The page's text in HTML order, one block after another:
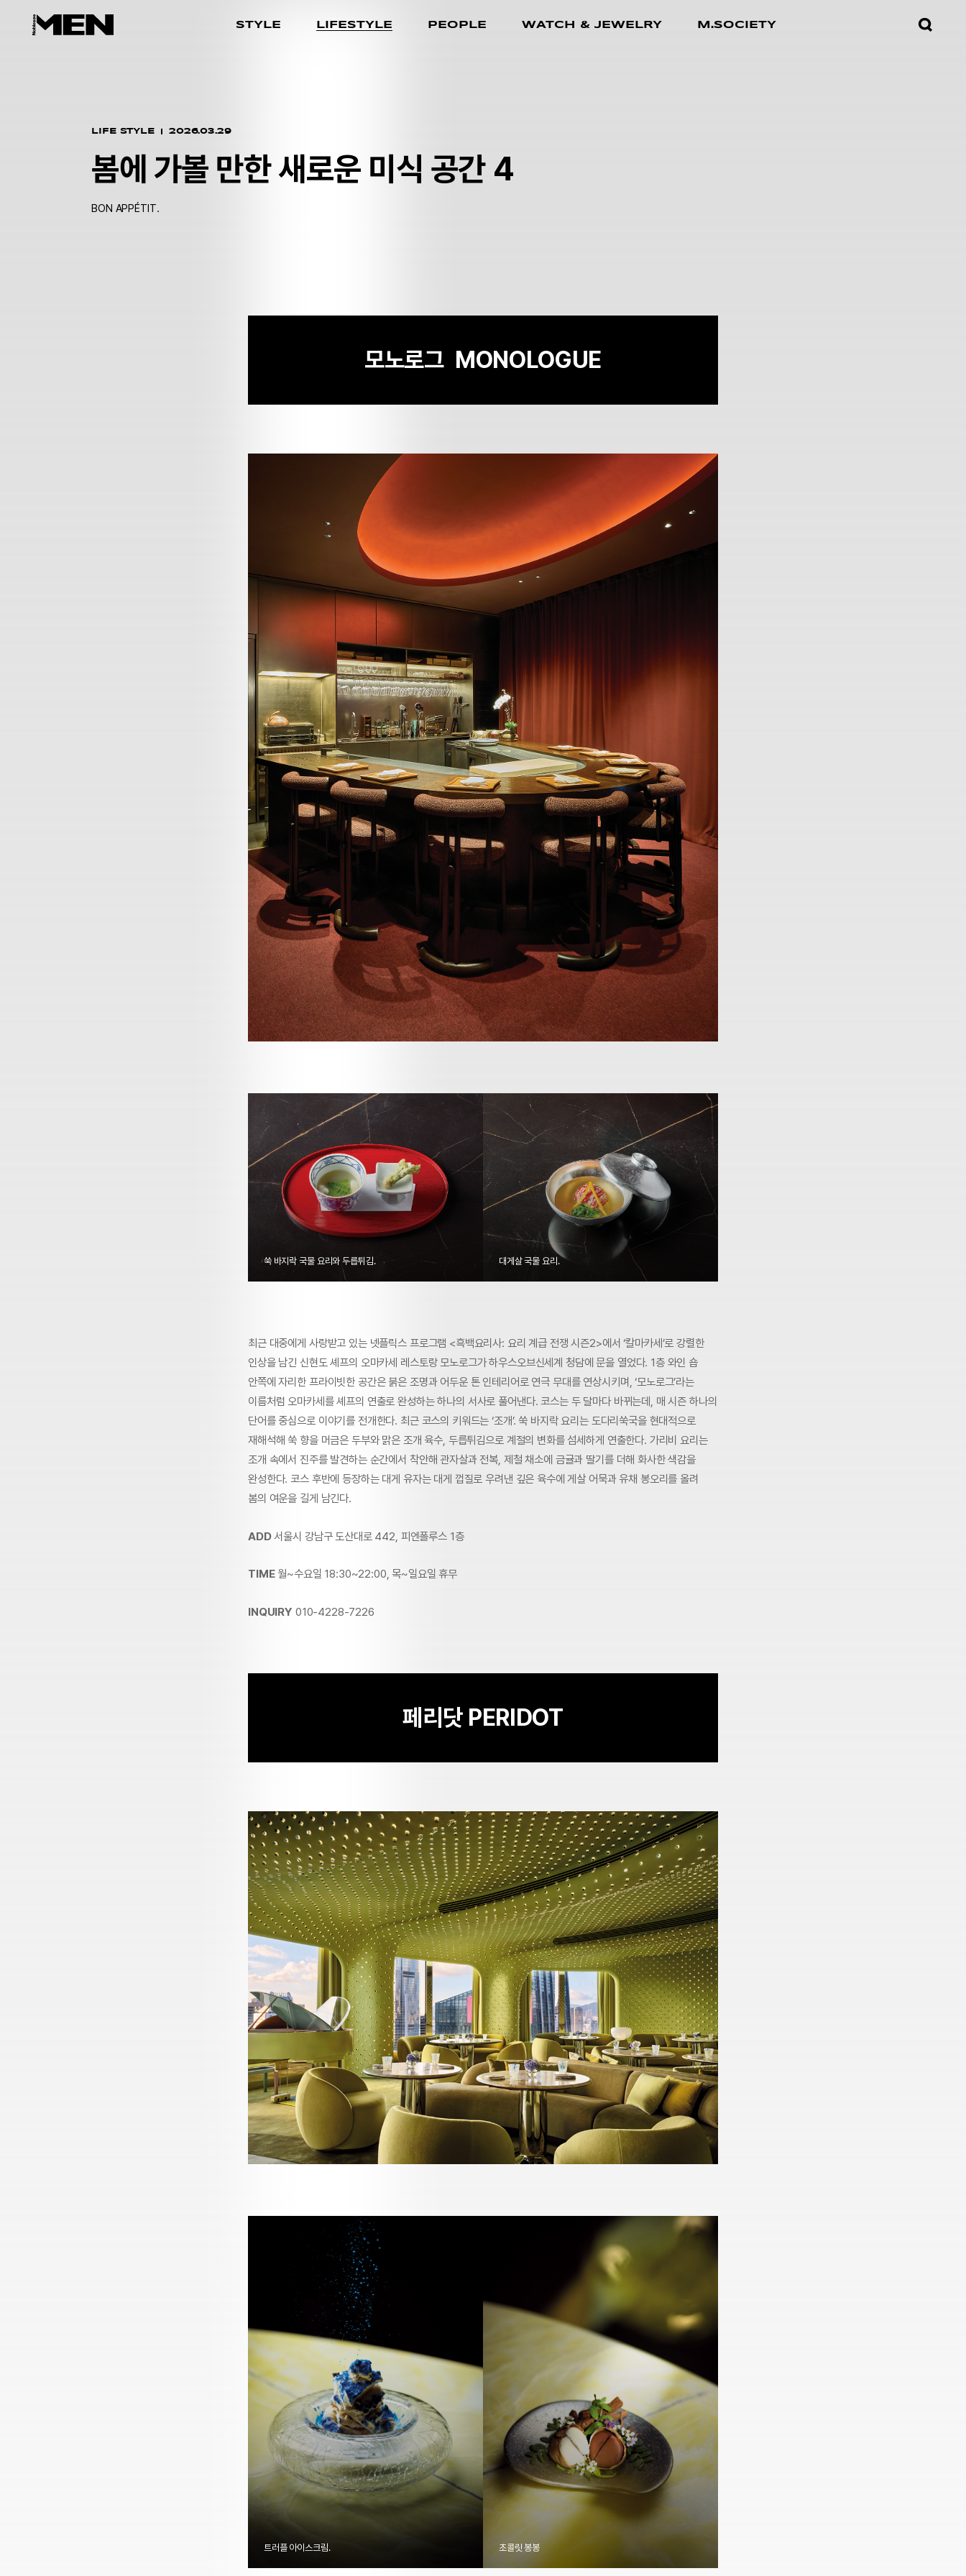
STYLE LIFESTYLE PEOPLE WATCH & JEWELRY M.SOCIETY
LIFE STYLE 2026.03.29
봄에 가볼 만한 새로운 미식 공간 4
BON APPÉTIT.
모노로그 MONOLOGUE
쑥 바지락 국물 요리와 두릅튀김. 대게살 국물 요리.
최근 대중에게 사랑받고 있는 넷플릭스 프로그램 <흑백요리사: 요리 계급 전쟁 시즌2>에서 ‘칼마카세’로 강렬한
인상을 남긴 신현도 셰프의 오마카세 레스토랑 모노로그가 하우스오브신세계 청담에 문을 열었다. 1층 와인 숍
안쪽에 자리한 프라이빗한 공간은 붉은 조명과 어두운 톤 인테리어로 연극 무대를 연상시키며, ‘모노로그’라는
이름처럼 오마카세를 셰프의 연출로 완성하는 하나의 서사로 풀어낸다. 코스는 두 달마다 바뀌는데, 매 시즌 하나의
단어를 중심으로 이야기를 전개한다. 최근 코스의 키워드는 ‘조개’. 쑥 바지락 요리는 도다리쑥국을 현대적으로
재해석해 쑥 향을 머금은 두부와 맑은 조개 육수, 두릅튀김으로 계절의 변화를 섬세하게 연출한다. 가리비 요리는
조개 속에서 진주를 발견하는 순간에서 착안해 관자살과 전복, 제철 채소에 금귤과 딸기를 더해 화사한 색감을
완성한다. 코스 후반에 등장하는 대게 유자는 대게 껍질로 우려낸 깊은 육수에 게살 어묵과 유채 봉오리를 올려
봄의 여운을 길게 남긴다.
ADD서울시 강남구 도산대로 442, 피엔폴루스 1층
TIME 월~수요일 18:30~22:00, 목~일요일 휴무
INQUIRY 010-4228-7226
페리닷 PERIDOT
트러플 아이스크림. 초콜릿 봉봉